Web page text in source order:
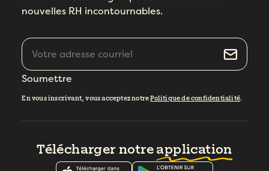
nouvelles RH incontournables.
Soumettre
En vous inscrivant, vous acceptez notrePolitique de confidentialité.
Télécharger notreapplication